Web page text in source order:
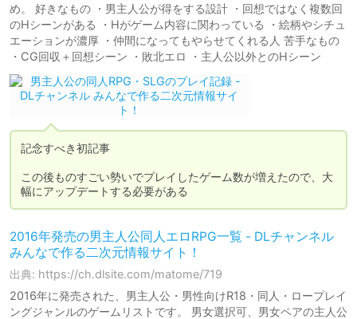
め。 好きなもの ・男主人公が得をする設計 ・回想ではなく複数回
のHシーンがある ・Hがゲーム内容に関わっている ・絵柄やシチュ
エーションが濃厚 ・仲間になってもやらせてくれる人 苦手なもの
・CG回収＋回想シーン ・敗北エロ ・主人公以外とのHシーン
記念すべき初記事
この後ものすごい勢いでプレイしたゲーム数が増えたので、大
幅にアップデートする必要がある
2016年発売の男主人公同人エロRPG一覧 - DLチャンネル
みんなで作る二次元情報サイト！
出典: https://ch.dlsite.com/matome/719
2016年に発売された、男主人公・男性向けR18・同人・ロープレイ
ングジャンルのゲームリストです。 男女選択可、男女ペアの主人公